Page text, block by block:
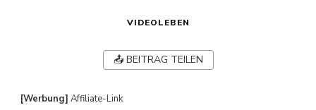
VIDEOLEBEN
📤 BEITRAG TEILEN
[Werbung] Affiliate-Link